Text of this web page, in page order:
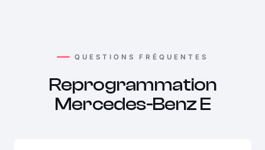
QUESTIONS FRÉQUENTES
Reprogrammation
Mercedes-Benz E